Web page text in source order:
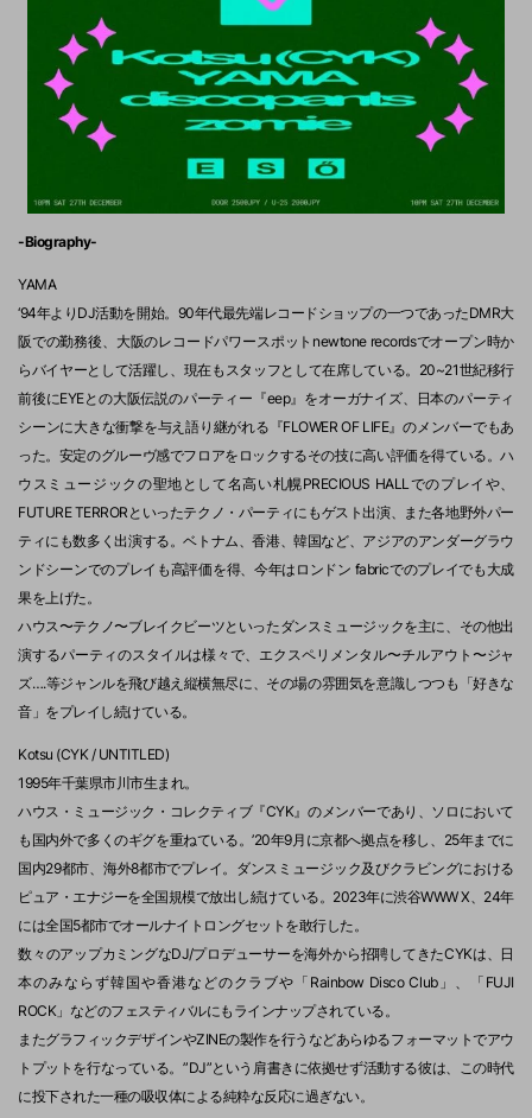
-Biography-
YAMA
‘94年よりDJ活動を開始。90年代最先端レコードショップの一つであったDMR大
阪での勤務後、大阪のレコードパワースポットnewtone recordsでオープン時か
らバイヤーとして活躍し、現在もスタッフとして在席している。20~21世紀移行
前後にEYEとの大阪伝説のパーティー『eep』をオーガナイズ、日本のパーティ
シーンに大きな衝撃を与え語り継がれる『FLOWER OF LIFE』のメンバーでもあ
った。安定のグルーヴ感でフロアをロックするその技に高い評価を得ている。ハ
ウスミュージックの聖地として名高い札幌PRECIOUS HALLでのプレイや、
FUTURE TERRORといったテクノ・パーティにもゲスト出演、また各地野外パー
ティにも数多く出演する。ベトナム、香港、韓国など、アジアのアンダーグラウ
ンドシーンでのプレイも高評価を得、今年はロンドン fabricでのプレイでも大成
果を上げた。
ハウス〜テクノ〜ブレイクビーツといったダンスミュージックを主に、その他出
演するパーティのスタイルは様々で、エクスペリメンタル〜チルアウト〜ジャ
ズ….等ジャンルを飛び越え縦横無尽に、その場の雰囲気を意識しつつも「好きな
音」をプレイし続けている。
Kotsu (CYK / UNTITLED)
1995年千葉県市川市生まれ。
ハウス・ミュージック・コレクティブ『CYK』のメンバーであり、ソロにおいて
も国内外で多くのギグを重ねている。’20年9月に京都へ拠点を移し、25年までに
国内29都市、海外8都市でプレイ。ダンスミュージック及びクラビングにおける
ピュア・エナジーを全国規模で放出し続けている。2023年に渋谷WWW X、24年
には全国5都市でオールナイトロングセットを敢行した。
数々のアップカミングなDJ/プロデューサーを海外から招聘してきたCYKは、日
本のみならず韓国や香港などのクラブや「Rainbow Disco Club」、「FUJI
ROCK」などのフェスティバルにもラインナップされている。
またグラフィックデザインやZINEの製作を行うなどあらゆるフォーマットでアウ
トプットを行なっている。”DJ”という肩書きに依拠せず活動する彼は、この時代
に投下された一種の吸収体による純粋な反応に過ぎない。